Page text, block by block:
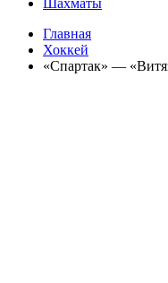
Шахматы
Главная
Хоккей
«Спартак» —